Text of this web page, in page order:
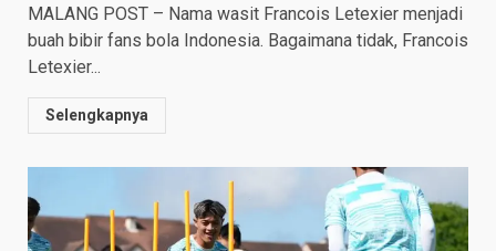
MALANG POST – Nama wasit Francois Letexier menjadi
buah bibir fans bola Indonesia. Bagaimana tidak, Francois
Letexier...
Selengkapnya